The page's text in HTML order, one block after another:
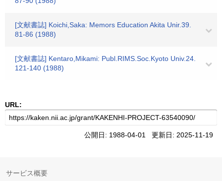
[文献書誌] Koichi,Saka: Memors Education Akita Unir.39.
81-86 (1988)
[文献書誌] Kentaro,Mikami: Publ.RIMS.Soc.Kyoto Univ.24.
121-140 (1988)
URL:
公開日: 1988-04-01 更新日: 2025-11-19
サービス概要